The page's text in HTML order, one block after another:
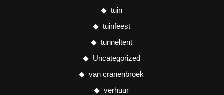
tuin
tuinfeest
tunneltent
Uncategorized
van cranenbroek
verhuur